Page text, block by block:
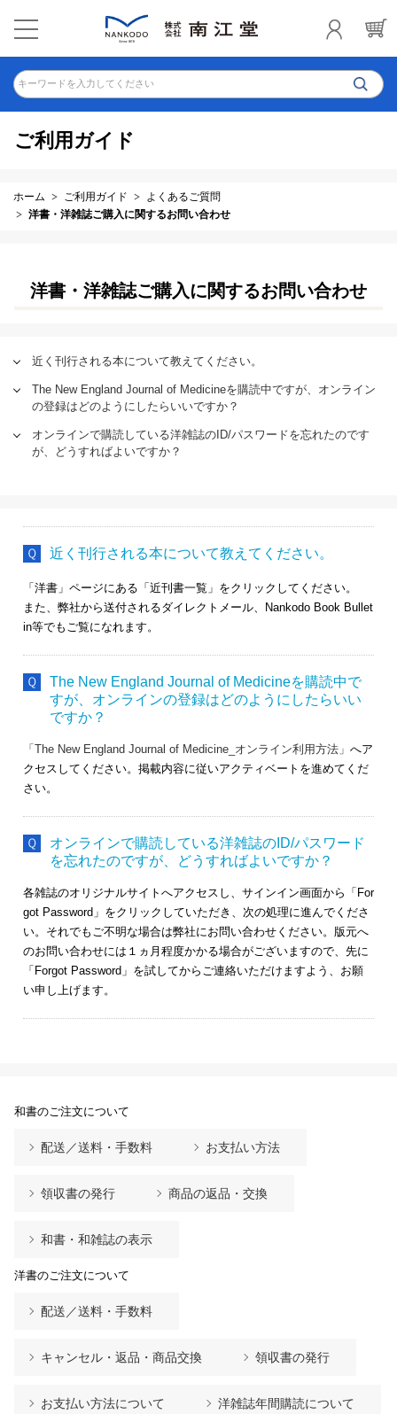
キーワードを入力してください
ご利用ガイド
ホーム ご利用ガイド
よくあるご質問
洋書・洋雑誌ご購入に関するお問い合わせ
洋書・洋雑誌ご購入に関するお問い合わせ
近く刊行される本について教えてください。
The New England Journal of Medicineを購読中ですが、オンライン
の登録はどのようにしたらいいですか？
オンラインで購読している洋雑誌のID/パスワードを忘れたのです
が、どうすればよいですか？
近く刊行される本について教えてください。
「洋書」ページにある「近刊書一覧」をクリックしてください。
また、弊社から送付されるダイレクトメール、Nankodo Book Bullet
in等でもご覧になれます。
The New England Journal of Medicineを購読中で
すが、オンラインの登録はどのようにしたらいい
ですか？
「The New England Journal of Medicine_オンライン利用方法」 へア
クセスしてください。掲載内容に従いアクティベートを進めてくだ
さい。
オンラインで購読している洋雑誌のID/パスワード
を忘れたのですが、どうすればよいですか？
各雑誌のオリジナルサイトへアクセスし、サインイン画面から「For
got Password」をクリックしていただき、次の処理に進んでくださ
い。それでもご不明な場合は弊社にお問い合わせください。版元へ
のお問い合わせには１ヵ月程度かかる場合がございますので、先に
「Forgot Password」を試してからご連絡いただけますよう、お願
い申し上げます。
和書のご注文について
配送／送料・手数料 お支払い方法
領収書の発行 商品の返品・交換
和書・和雑誌の表示
洋書のご注文について
配送／送料・手数料
キャンセル・返品・商品交換 領収書の発行
お支払い方法について 洋雑誌年間購読について